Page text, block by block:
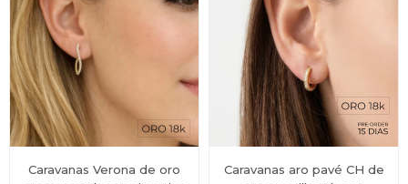
Caravanas Verona de oro
Caravanas aro pavé CH de